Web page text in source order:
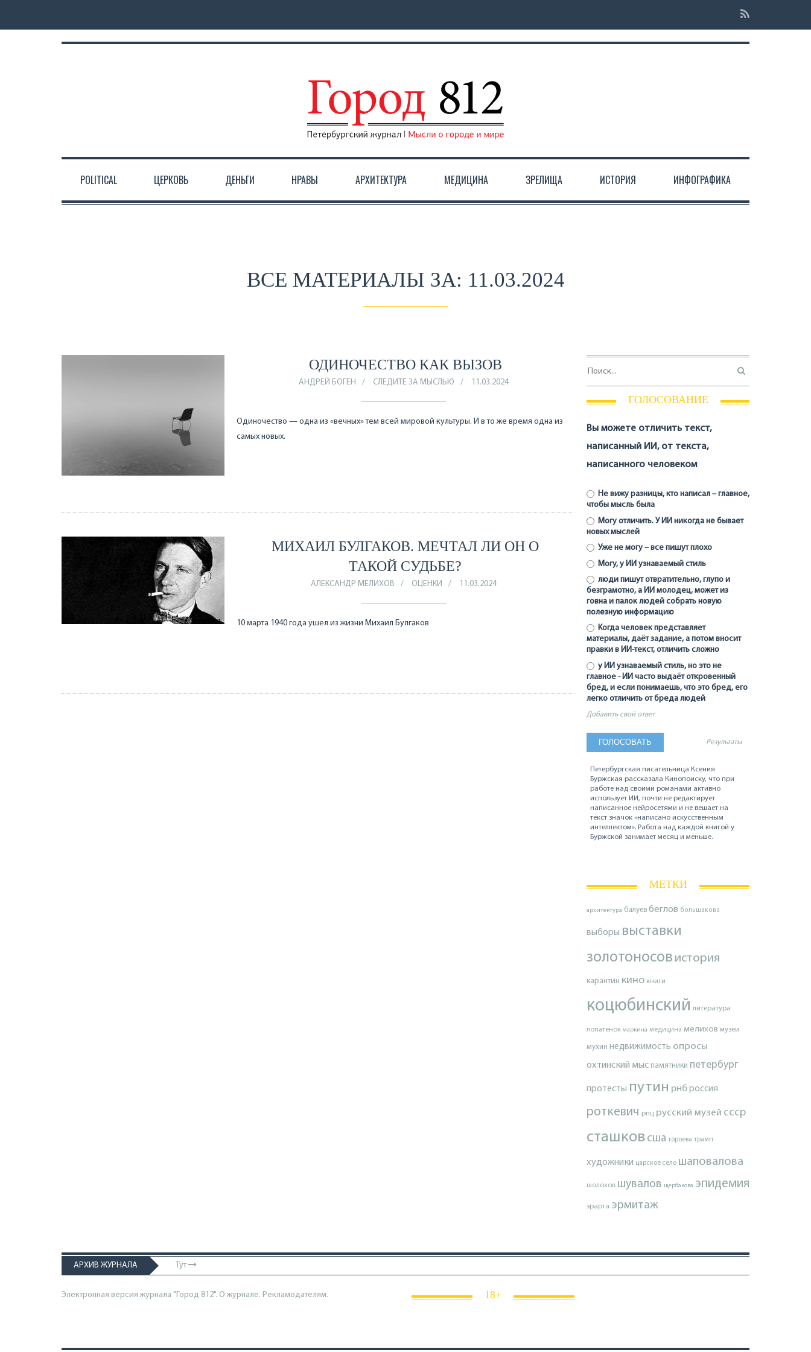
POLITICAL ЦЕРКОВЬ ДЕНЬГИ НРАВЫ АРХИТЕКТУРА МЕДИЦИНА ЗРЕЛИЩА ИСТОРИЯ ИНФОГРАФИКА
ВСЕ МАТЕРИАЛЫ ЗА: 11.03.2024
ОДИНОЧЕСТВО КАК ВЫЗОВ
АНДРЕЙ БОГЕН СЛЕДИТЕ ЗА МЫСЛЬЮ 11.03.2024
Одиночество — одна из «вечных» тем всей мировой культуры. И в то же время одна из
самых новых.
МИХАИЛ БУЛГАКОВ. МЕЧТАЛ ЛИ ОН О
ТАКОЙ СУДЬБЕ?
АЛЕКСАНДР МЕЛИХОВ ОЦЕНКИ 11.03.2024
10 марта 1940 года ушел из жизни Михаил Булгаков
ГОЛОСОВАНИЕ
Вы можете отличить текст,
написанный ИИ, от текста,
написанного человеком
Не вижу разницы, кто написал – главное,
чтобы мысль была
Могу отличить. У ИИ никогда не бывает
новых мыслей
Уже не могу – все пишут плохо
Могу, у ИИ узнаваемый стиль
люди пишут отвратительно, глупо и
безграмотно, а ИИ молодец, может из
говна и палок людей собрать новую
полезную информацию
Когда человек представляет
материалы, даёт задание, а потом вносит
правки в ИИ-текст, отличить сложно
у ИИ узнаваемый стиль, но это не
главное - ИИ часто выдаёт откровенный
бред, и если понимаешь, что это бред, его
легко отличить от бреда людей
Добавить свой ответ
Результаты
Петербургская писательница Ксения
Буржская рассказала Кинопоиску, что при
работе над своими романами активно
использует ИИ, почти не редактирует
написанное нейросетями и не вешает на
текст значок «написано искусственным
интеллектом». Работа над каждой книгой у
Буржской занимает месяц и меньше.
МЕТКИ
архитектура балуев беглов большакова
выборы выставки
золотоносов история
карантин кино книги
коцюбинский литература
лопатенок маркина медицина мелихов музеи
мухин недвижимость опросы
охтинский мыс памятники петербург
протесты путин рнброссия
роткевич рпц русский музей ссср
сташков сша тороева трамп
художники царское село шаповалова
шолохов шувалов щербакова эпидемия
эрарта эрмитаж
АРХИВ ЖУРНАЛА Тут
Электронная версия журнала "Город 812". О журнале. Рекламодателям. 18+